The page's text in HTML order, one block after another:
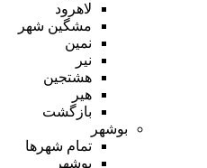
لاهرود
مشگین شهر
نمین
نیر
هشتجین
هیر
بازگشت
بوشهر
تمام شهر‌ها
بوشهر